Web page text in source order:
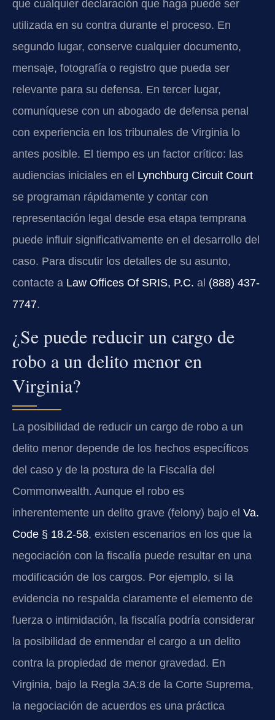
que cualquier declaración que haga puede ser
utilizada en su contra durante el proceso. En
segundo lugar, conserve cualquier documento,
mensaje, fotografía o registro que pueda ser
relevante para su defensa. En tercer lugar,
comuníquese con un abogado de defensa penal
con experiencia en los tribunales de Virginia lo
antes posible. El tiempo es un factor crítico: las
audiencias iniciales en el Lynchburg Circuit Court
se programan rápidamente y contar con
representación legal desde esa etapa temprana
puede influir significativamente en el desarrollo del
caso. Para discutir los detalles de su asunto,
contacte a Law Offices Of SRIS, P.C. al (888) 437-
7747.
¿Se puede reducir un cargo de
robo a un delito menor en
Virginia?
La posibilidad de reducir un cargo de robo a un
delito menor depende de los hechos específicos
del caso y de la postura de la Fiscalía del
Commonwealth. Aunque el robo es
inherentemente un delito grave (felony) bajo el Va.
Code § 18.2-58, existen escenarios en los que la
negociación con la fiscalía puede resultar en una
modificación de los cargos. Por ejemplo, si la
evidencia no respalda claramente el elemento de
fuerza o intimidación, la fiscalía podría considerar
la posibilidad de enmendar el cargo a un delito
contra la propiedad de menor gravedad. En
Virginia, bajo la Regla 3A:8 de la Corte Suprema,
la negociación de acuerdos es una práctica